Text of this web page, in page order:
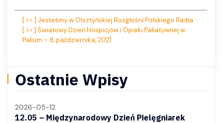
Nawigacja
wpisu
[ << ] Jesteśmy w Olsztyńskiej Rozgłośni Polskiego Radia
[ >> ] Światowy Dzień Hospicjów i Opieki Paliatywnej w
Palium – 8, października, 2021
Ostatnie Wpisy
2026-05-12
12.05 – Międzynarodowy Dzień Pielęgniarek